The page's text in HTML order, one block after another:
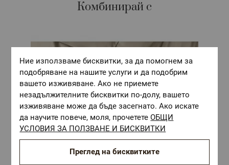
Комбинирай с
Ние използваме бисквитки, за да помогнем за
подобряване на нашите услуги и да подобрим
вашето изживяване. Ако не приемете
незадължителните бисквитки по-долу, вашето
изживяване може да бъде засегнато. Ако искате
да научите повече, моля, прочететеОБЩИ
УСЛОВИЯ ЗА ПОЛЗВАНЕ И БИСКВИТКИ
Преглед на бисквитките